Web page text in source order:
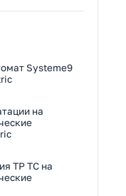
Systeme9
на
ТР ТС на